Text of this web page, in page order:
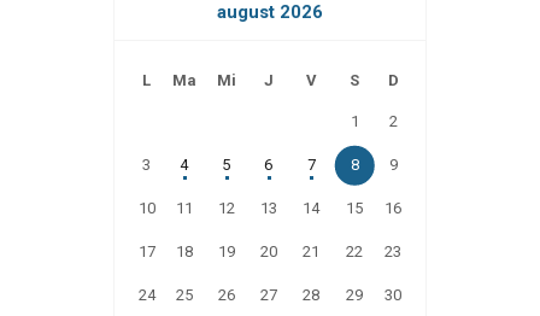
august 2026
L Ma Mi J V S D
1 2
3 4 5 6 7 8 9
10 11 12 13 14 15 16
17 18 19 20 21 22 23
24 25 26 27 28 29 30